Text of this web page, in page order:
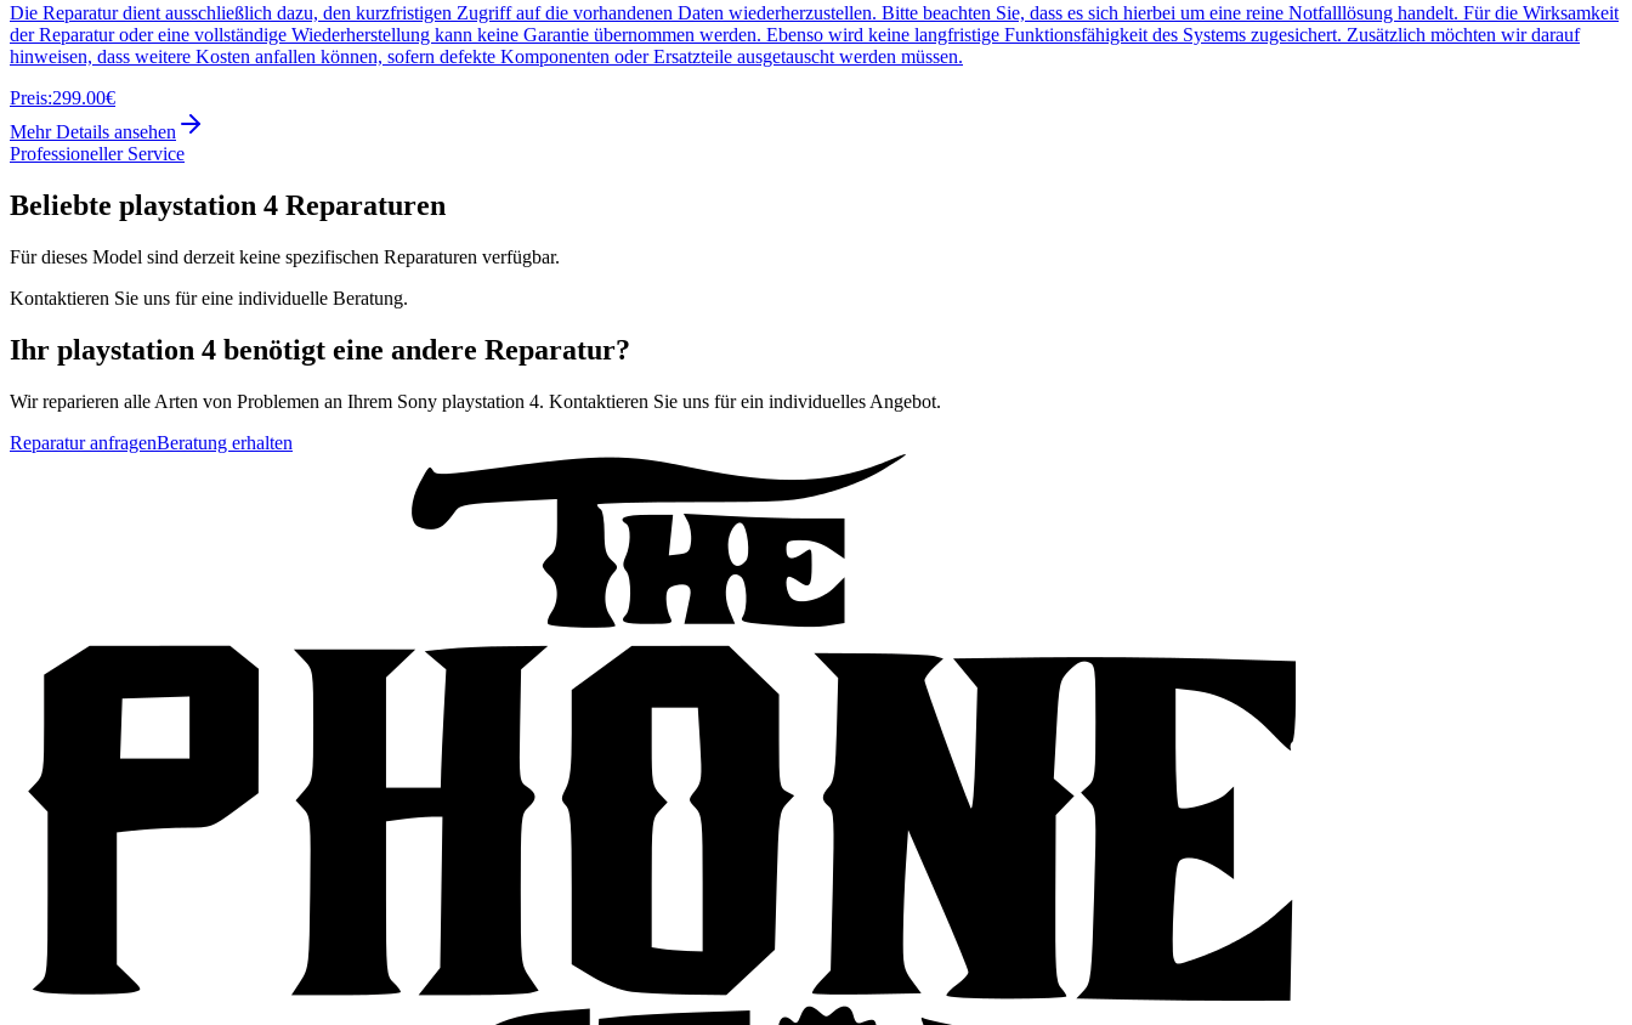
Die Reparatur dient ausschließlich dazu, den kurzfristigen Zugriff auf die vorhandenen Daten wiederherzustellen. Bitte beachten Sie, dass es sich hierbei um eine reine Notfalllösung handelt. Für die Wirksamkeit
der Reparatur oder eine vollständige Wiederherstellung kann keine Garantie übernommen werden. Ebenso wird keine langfristige Funktionsfähigkeit des Systems zugesichert. Zusätzlich möchten wir darauf
hinweisen, dass weitere Kosten anfallen können, sofern defekte Komponenten oder Ersatzteile ausgetauscht werden müssen.
Preis:299.00€
Mehr Details ansehen
Professioneller Service
Beliebte playstation 4 Reparaturen
Für dieses Model sind derzeit keine spezifischen Reparaturen verfügbar.
Kontaktieren Sie uns für eine individuelle Beratung.
Ihr playstation 4 benötigt eine andere Reparatur?
Wir reparieren alle Arten von Problemen an Ihrem Sony playstation 4. Kontaktieren Sie uns für ein individuelles Angebot.
Reparatur anfragenBeratung erhalten